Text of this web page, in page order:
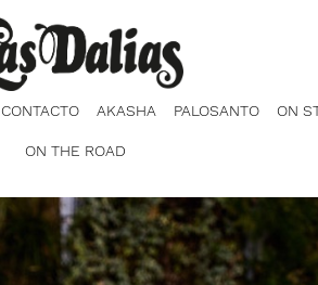
CONTACTO AKASHA PALOSANTO ON
ON THE ROAD